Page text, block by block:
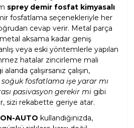
sprey demir fosfat kimyasalı
fosfatlama seçenekleriyle her
cevap verir. Metal parça
aksama kadar geniş
veya eski yöntemlerle yapılan
hatalar zincirleme mali
çalışırsanız çalışın,
soğuk fosfatlama işe yarar mı
pasivasyon gerekir mi gibi
sizi rekabette geriye atar.
AUTO kullandığınızda,